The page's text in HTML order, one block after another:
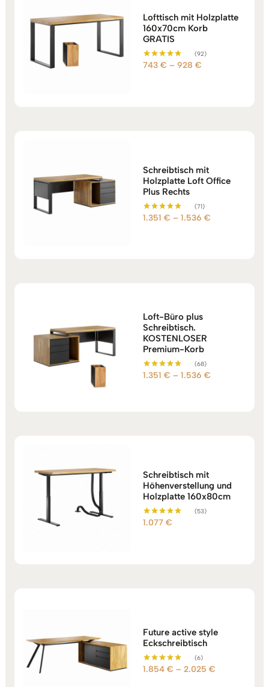
Lofttisch mit Holzplatte
160x70cm Korb
GRATIS
Bewertet mit
(92)
743€ –928€
Schreibtisch mit
Holzplatte Loft Office
Plus Rechts
Bewertet mit
(71)
1.351€ –1.536€
Loft-Büro plus
Schreibtisch.
KOSTENLOSER
Premium-Korb
Bewertet mit
(68)
1.351€ –1.536€
Schreibtisch mit
Höhenverstellung und
Holzplatte 160x80cm
Bewertet mit
(53)
1.077€
Future active style
Eckschreibtisch
Bewertet mit
(6)
1.854€ –2.025€